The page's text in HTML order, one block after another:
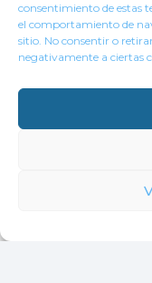
consentimiento de estas
el comportamiento de
sitio. No consentir o
negativamente a ciertas